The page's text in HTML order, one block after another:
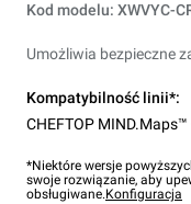
Kod modelu: XWVYC-
Umożliwia bezpieczne
Kompatybilność linii*:
CHEFTOP MIND.Maps™
*Niektóre wersje
swoje rozwiązanie, aby
obsługiwane.Konfiguracja